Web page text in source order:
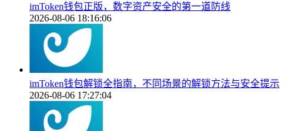
imToken钱包正版，数字资产安全的第一道防线
2026-08-06 18:16:06
imToken钱包解锁全指南，不同场景的解锁方法与安全提示
2026-08-06 17:27:04